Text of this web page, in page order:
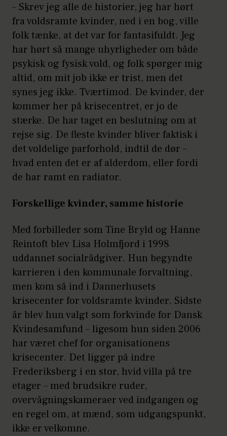
– Skrev jeg alle de historier, jeg har hørt
fra voldsramte kvinder, ned i en bog, ville
folk tænke, at det var for fantasifuldt. Jeg
har hørt så mange uhyrligheder om både
psykisk og fysisk vold, og folk spørger mig
altid, om mit job ikke er trist, men det
synes jeg ikke. Tværtimod. De kvinder, der
kommer her på krisecentret, er jo de
stærke. De har taget en beslutning om at
rejse sig. De fleste kvinder bliver faktisk i
det voldelige parforhold, indtil de dør –
hvad enten det er af alderdom, eller fordi
de har ramt en radiator.
Forskellige kvinder, samme historie
Med forbilleder som Tine Bryld og Hanne
Reintoft blev Lisa Holmfjord i 1998
uddannet socialrådgiver. Hun begyndte
karrieren i den kommunale forvaltning,
men kom så ind i Dannerhusets
krisecenter for voldsramte kvinder. Sidste
år blev hun valgt som forkvinde for Dansk
Kvindesamfund – ligesom hun siden 2006
har været chef for organisationens
krisecenter. Det ligger på indre
Frederiksberg i en stor, hvid villa på tre
etager – med brudsikre ruder,
overvågningskameraer ved indgangen og
en regel om, at mænd, som udgangspunkt,
ikke er velkomne.